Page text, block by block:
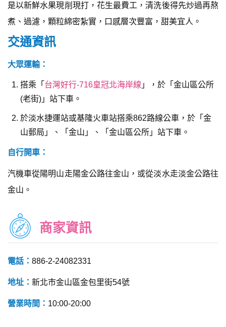
是以新鮮水果現削現打，花生最費工，清洗後得先炒過再熬
煮、過濾，顆粒綿密紮實，口感層次豐富，甜美宜人。
交通資訊
大眾運輸：
搭乘「 台灣好行-716皇冠北海岸線 」，於「金山區公所
(老街)」站下車。
於淡水捷運站或基隆火車站搭乘862路線公車，於「金
山郵局」、「金山」、「金山區公所」站下車。
自行開車：
汽機車從陽明山走陽金公路往金山，或從淡水走淡金公路往
金山。
商家資訊
電話： 886-2-24082331
地址： 新北市金山區金包里街54號
營業時間： 10:00-20:00